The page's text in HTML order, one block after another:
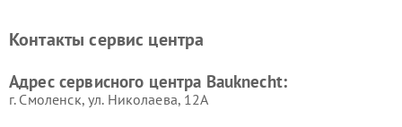
Контакты сервис центра
Адрес сервисного центра Bauknecht:
г. Смоленск, ул. Николаева, 12А